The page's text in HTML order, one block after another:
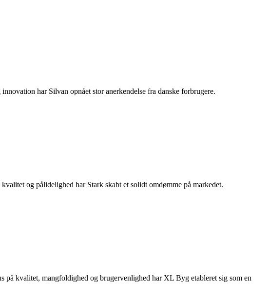
har Silvan opnået stor anerkendelse fra danske forbrugere.
og pålidelighed har Stark skabt et solidt omdømme på markedet.
kvalitet, mangfoldighed og brugervenlighed har XL Byg etableret sig som en